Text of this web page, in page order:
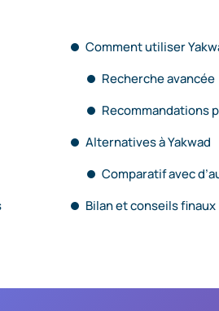
Comment utiliser
Recherche avancée
Recommandations
Alternatives à Yakwad
Comparatif avec
Bilan et conseils finaux